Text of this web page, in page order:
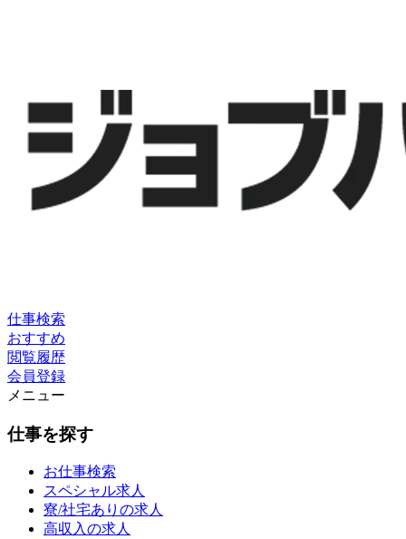
仕事検索
おすすめ
閲覧履歴
会員登録
メニュー
仕事を探す
お仕事検索
スペシャル求人
寮/社宅ありの求人
高収入の求人